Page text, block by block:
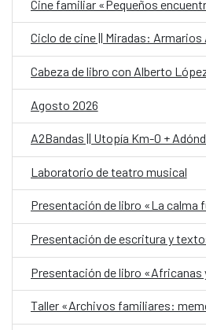
Ciclo de cine || Miradas:
Cabeza de libro con Alberto
Agosto 2026
A2Bandas || Utopía Km-0 +
Laboratorio de teatro musical
Presentación de libro «La calma